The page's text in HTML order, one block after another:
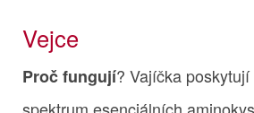
Vejce
Proč fungují? Vajíčka
spektrum esenciálních